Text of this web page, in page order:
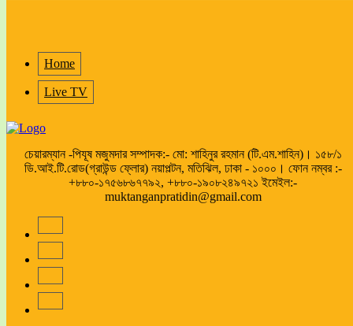
Home
Live TV
চেয়ারম্যান -পিযূষ মজুমদার সম্পাদক:- মো: শাহিনুর রহমান (টি.এম.শাহিন)। ১৫৮/১
ডি.আই.টি.রোড(গ্রাউন্ড ফ্লোর) নয়াপল্টন, মতিঝিল, ঢাকা - ১০০০। ফোন নম্বর :-
+৮৮০-১৭৫৬৮৬৭৭৯২, +৮৮০-১৯০৮২৪৯৭২১ ইমেইল:-
muktanganpratidin@gmail.com